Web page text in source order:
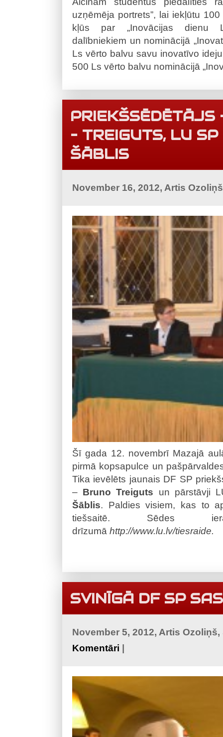
uzņēmēja portrets”, lai iekļūtu
kļūs par „Inovācijas dienu
dalībniekiem un nominācijā
Ls vērto balvu savu inovatīvo
500 Ls vērto balvu nominācijā
PRIEKŠSĒDĒTĀJS
– TREIGUTS, LU
ŠĀBLIS
November 16, 2012, Artis
Šī gada 12. novembrī Mazajā
pirmā kopsapulce un
Tika ievēlēts jaunais DF SP
– Bruno Treiguts un pārstāvji
Šāblis. Paldies visiem, kas to
tiešsaitē. Sēdes
drīzumā http://www.lu.lv/tiesraide.
SVINĪGĀ DF SP
November 5, 2012, Artis
Komentāri